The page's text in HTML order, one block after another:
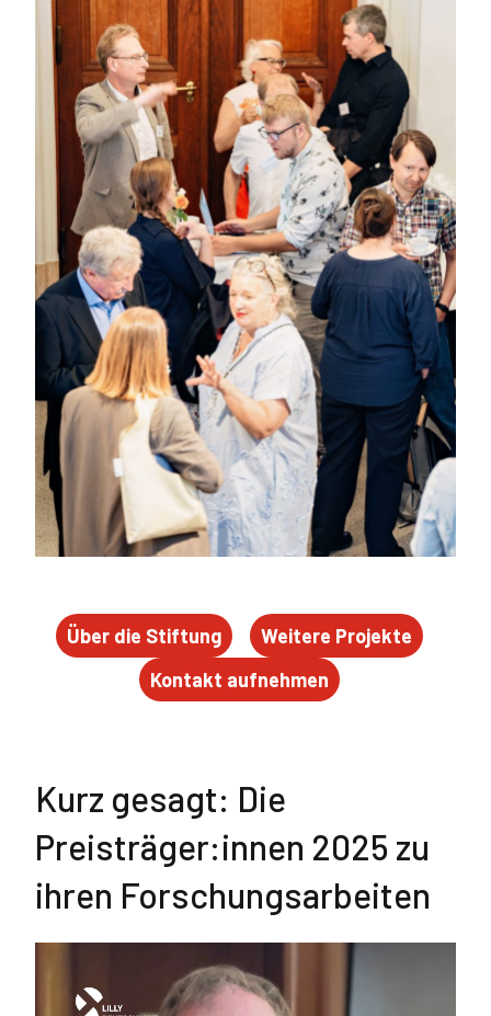
Über die Stiftung
Weitere Projekte
Kontakt aufnehmen
Kurz gesagt: Die
Preisträger:innen 2025 zu
ihren Forschungsarbeiten